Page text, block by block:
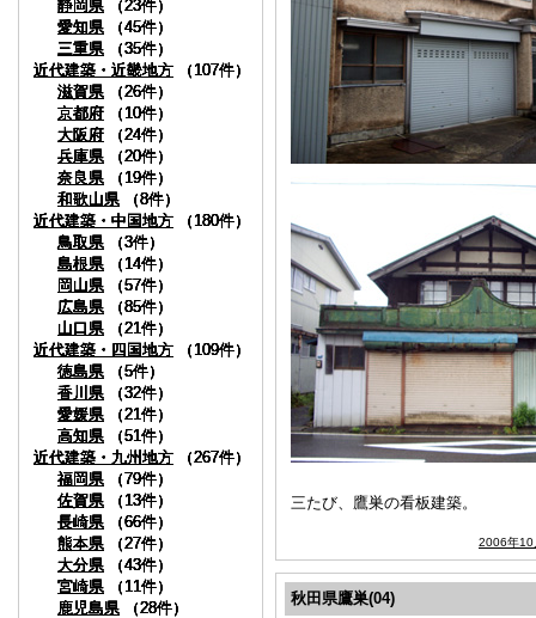
静岡県 （23件）
愛知県 （45件）
三重県 （35件）
近代建築・近畿地方 （107件）
滋賀県 （26件）
京都府 （10件）
大阪府 （24件）
兵庫県 （20件）
奈良県 （19件）
和歌山県 （8件）
近代建築・中国地方 （180件）
鳥取県 （3件）
島根県 （14件）
岡山県 （57件）
広島県 （85件）
山口県 （21件）
近代建築・四国地方 （109件）
徳島県 （5件）
香川県 （32件）
愛媛県 （21件）
高知県 （51件）
近代建築・九州地方 （267件）
福岡県 （79件）
佐賀県 （13件）
長崎県 （66件）
熊本県 （27件）
大分県 （43件）
宮崎県 （11件）
鹿児島県 （28件）
静岡県 （23件）
愛知県 （45件）
三重県 （35件）
近代建築・近畿地方 （107件）
滋賀県 （26件）
京都府 （10件）
大阪府 （24件）
兵庫県 （20件）
奈良県 （19件）
和歌山県 （8件）
近代建築・中国地方 （180件）
鳥取県 （3件）
島根県 （14件）
岡山県 （57件）
広島県 （85件）
山口県 （21件）
近代建築・四国地方 （109件）
徳島県 （5件）
香川県 （32件）
愛媛県 （21件）
高知県 （51件）
近代建築・九州地方 （267件）
福岡県 （79件）
佐賀県 （13件）
長崎県 （66件）
熊本県 （27件）
大分県 （43件）
宮崎県 （11件）
鹿児島県 （28件）
三たび、鷹巣の看板建築。
2006年10
静岡県 （23件）
愛知県 （45件）
三重県 （35件）
近代建築・近畿地方 （107件）
滋賀県 （26件）
京都府 （10件）
大阪府 （24件）
兵庫県 （20件）
奈良県 （19件）
和歌山県 （8件）
近代建築・中国地方 （180件）
鳥取県 （3件）
島根県 （14件）
岡山県 （57件）
広島県 （85件）
山口県 （21件）
近代建築・四国地方 （109件）
徳島県 （5件）
香川県 （32件）
愛媛県 （21件）
高知県 （51件）
近代建築・九州地方 （267件）
福岡県 （79件）
佐賀県 （13件）
長崎県 （66件）
熊本県 （27件）
大分県 （43件）
宮崎県 （11件）
鹿児島県 （28件）
秋田県鷹巣(04)
静岡県 （23件）
愛知県 （45件）
三重県 （35件）
近代建築・近畿地方 （107件）
滋賀県 （26件）
京都府 （10件）
大阪府 （24件）
兵庫県 （20件）
奈良県 （19件）
和歌山県 （8件）
近代建築・中国地方 （180件）
鳥取県 （3件）
島根県 （14件）
岡山県 （57件）
広島県 （85件）
山口県 （21件）
近代建築・四国地方 （109件）
徳島県 （5件）
香川県 （32件）
愛媛県 （21件）
高知県 （51件）
近代建築・九州地方 （267件）
福岡県 （79件）
佐賀県 （13件）
長崎県 （66件）
熊本県 （27件）
大分県 （43件）
宮崎県 （11件）
鹿児島県 （28件）
静岡県 （23件）
愛知県 （45件）
三重県 （35件）
近代建築・近畿地方 （107件）
滋賀県 （26件）
京都府 （10件）
大阪府 （24件）
兵庫県 （20件）
奈良県 （19件）
和歌山県 （8件）
近代建築・中国地方 （180件）
鳥取県 （3件）
島根県 （14件）
岡山県 （57件）
広島県 （85件）
山口県 （21件）
近代建築・四国地方 （109件）
徳島県 （5件）
香川県 （32件）
愛媛県 （21件）
高知県 （51件）
近代建築・九州地方 （267件）
福岡県 （79件）
佐賀県 （13件）
長崎県 （66件）
熊本県 （27件）
大分県 （43件）
宮崎県 （11件）
鹿児島県 （28件）
静岡県 （23件）
愛知県 （45件）
三重県 （35件）
近代建築・近畿地方 （107件）
滋賀県 （26件）
京都府 （10件）
大阪府 （24件）
兵庫県 （20件）
奈良県 （19件）
和歌山県 （8件）
近代建築・中国地方 （180件）
鳥取県 （3件）
島根県 （14件）
岡山県 （57件）
広島県 （85件）
山口県 （21件）
近代建築・四国地方 （109件）
徳島県 （5件）
香川県 （32件）
愛媛県 （21件）
高知県 （51件）
近代建築・九州地方 （267件）
福岡県 （79件）
佐賀県 （13件）
長崎県 （66件）
熊本県 （27件）
大分県 （43件）
宮崎県 （11件）
鹿児島県 （28件）